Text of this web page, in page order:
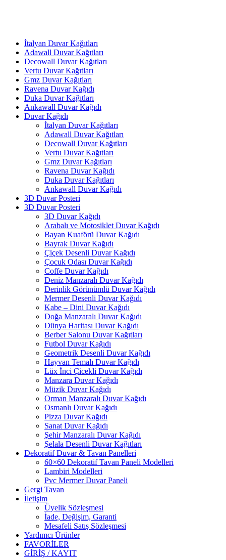
İtalyan Duvar Kağıtları
Adawall Duvar Kağıtları
Decowall Duvar Kağıtları
Vertu Duvar Kağıtları
Gmz Duvar Kağıtları
Ravena Duvar Kağıdı
Duka Duvar Kağıtları
Ankawall Duvar Kağıdı
Duvar Kağıdı
İtalyan Duvar Kağıtları
Adawall Duvar Kağıtları
Decowall Duvar Kağıtları
Vertu Duvar Kağıtları
Gmz Duvar Kağıtları
Ravena Duvar Kağıdı
Duka Duvar Kağıtları
Ankawall Duvar Kağıdı
3D Duvar Posteri
3D Duvar Posteri
3D Duvar Kağıdı
Arabalı ve Motosiklet Duvar Kağıdı
Bayan Kuaförü Duvar Kağıdı
Bayrak Duvar Kağıdı
Çiçek Desenli Duvar Kağıdı
Çocuk Odası Duvar Kağıdı
Coffe Duvar Kağıdı
Deniz Manzaralı Duvar Kağıdı
Derinlik Görünümlü Duvar Kağıdı
Mermer Desenli Duvar Kağıdı
Kabe – Dini Duvar Kağıdı
Doğa Manzaralı Duvar Kağıdı
Dünya Haritası Duvar Kağıdı
Berber Salonu Duvar Kağıtları
Futbol Duvar Kağıdı
Geometrik Desenli Duvar Kağıdı
Hayvan Temalı Duvar Kağıdı
Lüx İnci Çicekli Duvar Kağıdı
Manzara Duvar Kağıdı
Müzik Duvar Kağıdı
Orman Manzaralı Duvar Kağıdı
Osmanlı Duvar Kağıdı
Pizza Duvar Kağıdı
Sanat Duvar Kağıdı
Şehir Manzaralı Duvar Kağıdı
Şelala Desenli Duvar Kağıtları
Dekoratif Duvar & Tavan Panelleri
60×60 Dekoratif Tavan Paneli Modelleri
Lambiri Modelleri
Pvc Mermer Duvar Paneli
Gergi Tavan
İletişim
Üyelik Sözleşmesi
İade, Değişim, Garanti
Mesafeli Satış Sözleşmesi
Yardımcı Ürünler
FAVORİLER
GİRİŞ / KAYIT